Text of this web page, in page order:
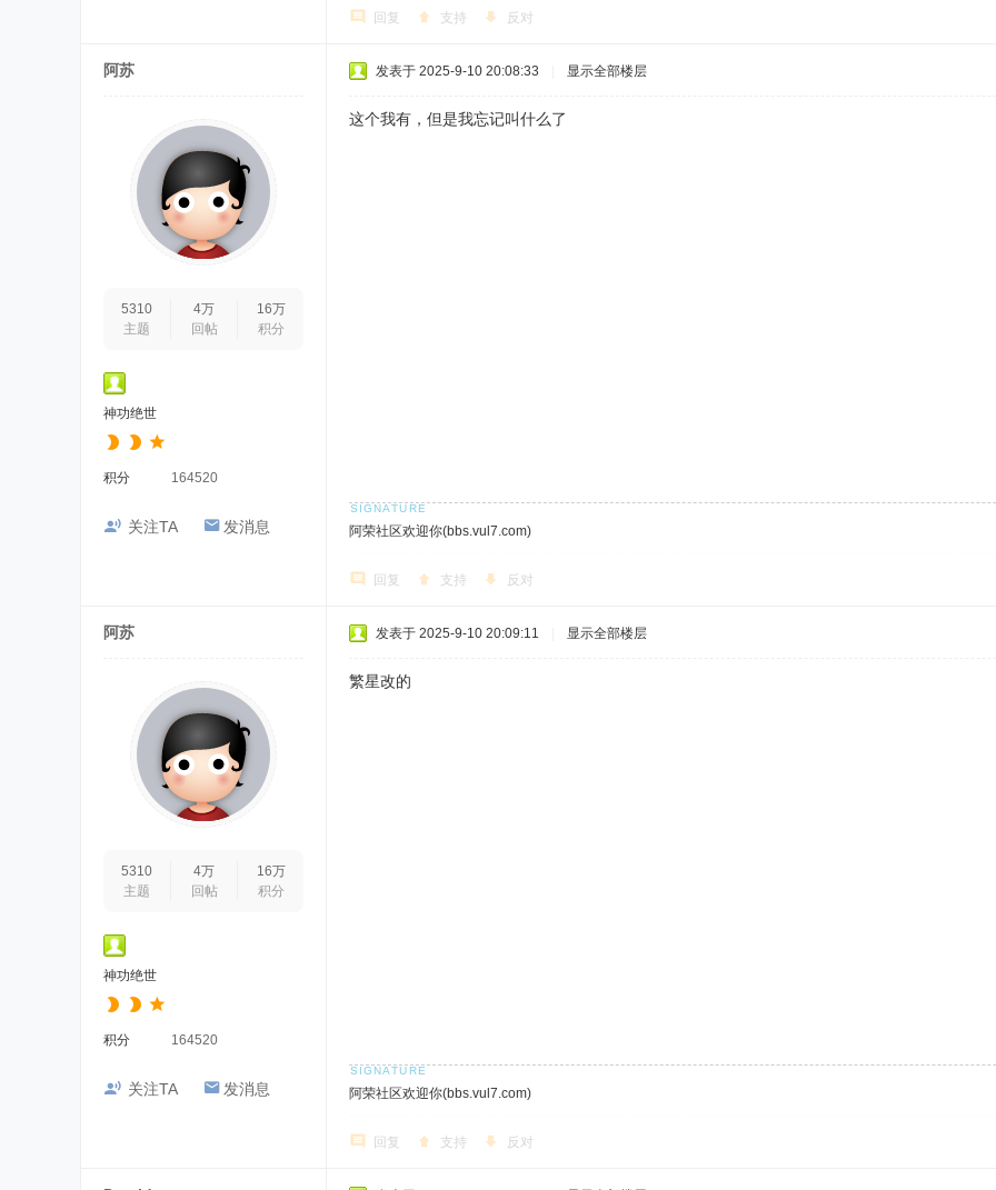
回复 支持 反对
阿苏
5310
主题
4万
回帖
16万
积分
神功绝世
积分 164520
关注TA 发消息
发表于 2025-9-10 20:08:33 显示全部楼层
这个我有，但是我忘记叫什么了
阿荣社区欢迎你(bbs.vul7.com)
回复 支持 反对
阿苏
5310
主题
4万
回帖
16万
积分
神功绝世
积分 164520
关注TA 发消息
发表于 2025-9-10 20:09:11 显示全部楼层
繁星改的
阿荣社区欢迎你(bbs.vul7.com)
回复 支持 反对